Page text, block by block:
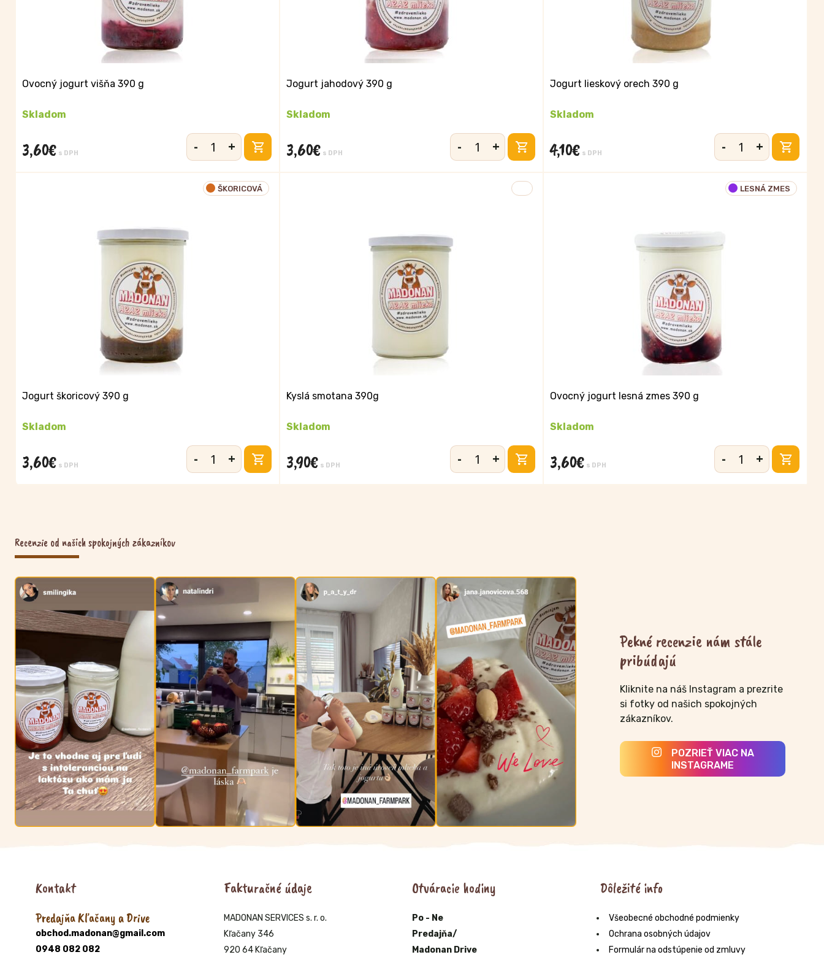
Ovocný jogurt višňa 390 g
Skladom
3,60€ s DPH -
množstvo
jogurt
višňa
+
Jogurt jahodový 390 g
Skladom
3,60€ s DPH -
množstvo+
Jogurt lieskový orech 390 g
Skladom
4,10€ s DPH -
množstvo
lieskový
orech
+
ŠKORICOVÁ
Jogurt škoricový 390 g
Skladom
3,60€ s DPH -
množstvo+
Kyslá smotana 390g
Skladom
3,90€ s DPH -
množstvo+
LESNÁ ZMES
Ovocný jogurt lesná zmes 390 g
Skladom
3,60€ s DPH -
množstvo+
Recenzie od našich spokojných zákazníkov
Pekné recenzie nám stále
pribúdajú
Kliknite na náš Instagram a prezrite
si fotky od našich spokojných
zákazníkov.
POZRIEŤ VIAC NA
INSTAGRAME
Kontakt
Predajňa Kľačany a Drive
obchod.madonan@gmail.com
0948 082 082
Fakturačné údaje
MADONAN SERVICES s. r. o.
Kľačany 346
920 64 Kľačany
Otváracie hodiny
Po - Ne
Predajňa/
Madonan Drive
Dôležité info
Všeobecné obchodné podmienky
Ochrana osobných údajov
Formulár na odstúpenie od zmluvy